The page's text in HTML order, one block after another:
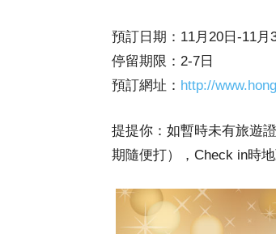
預訂日期：11月20日-11月
停留期限：2-7日
預訂網址： http://
提提你： 如暫時未有旅遊
期隨便打），Check in時